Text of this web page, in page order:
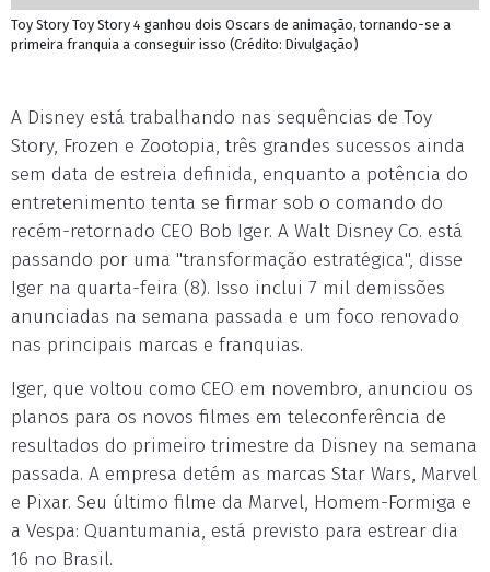
Toy Story Toy Story 4 ganhou dois Oscars de animação, tornando-se a
primeira franquia a conseguir isso (Crédito: Divulgação)
A Disney está trabalhando nas sequências de Toy
Story, Frozen e Zootopia, três grandes sucessos ainda
sem data de estreia definida, enquanto a potência do
entretenimento tenta se firmar sob o comando do
recém-retornado CEO Bob Iger. A Walt Disney Co. está
passando por uma "transformação estratégica", disse
Iger na quarta-feira (8). Isso inclui 7 mil demissões
anunciadas na semana passada e um foco renovado
nas principais marcas e franquias.
Iger, que voltou como CEO em novembro, anunciou os
planos para os novos filmes em teleconferência de
resultados do primeiro trimestre da Disney na semana
passada. A empresa detém as marcas Star Wars, Marvel
e Pixar. Seu último filme da Marvel, Homem-Formiga e
a Vespa: Quantumania, está previsto para estrear dia
16 no Brasil.